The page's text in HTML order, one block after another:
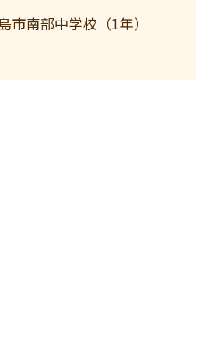
南部中学校（1年）